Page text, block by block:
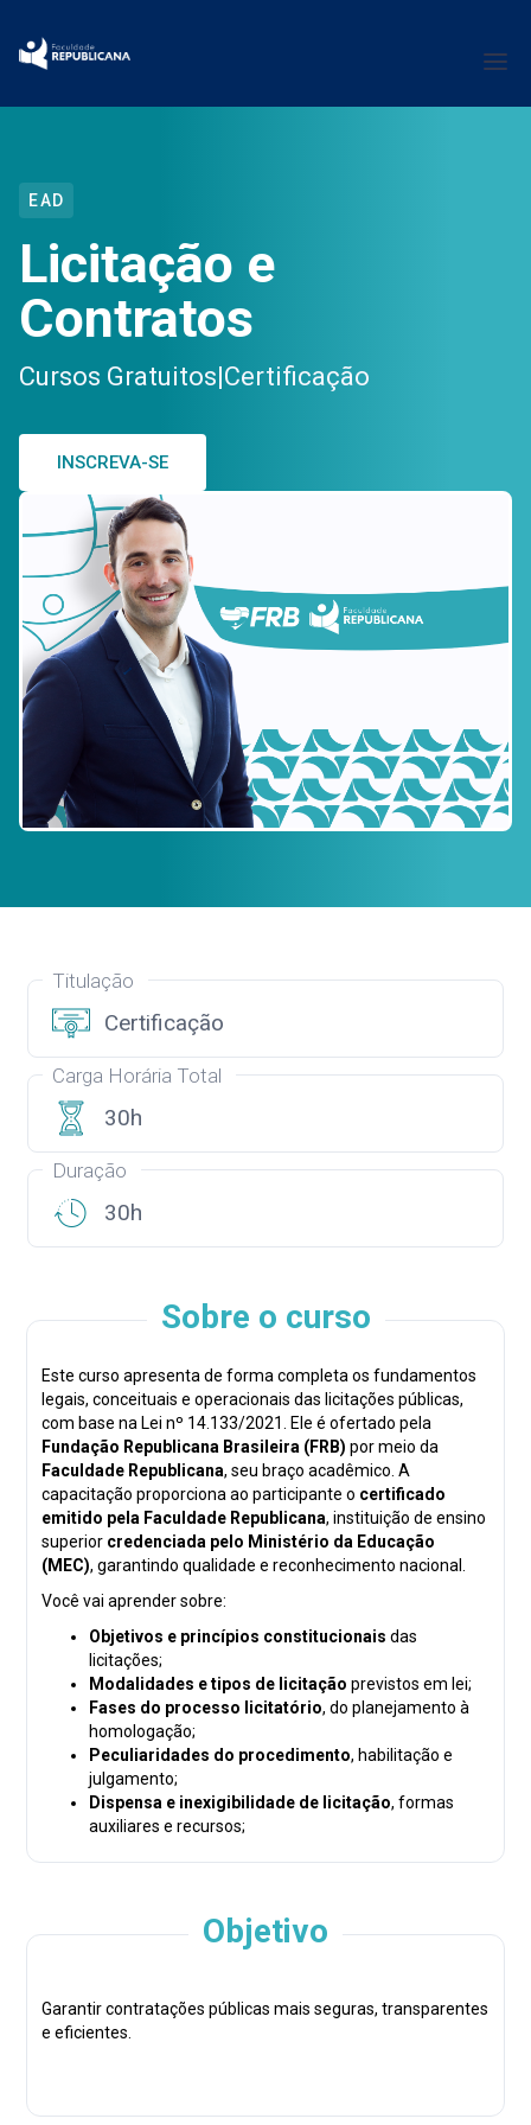
EAD
Licitação e
Contratos
Cursos Gratuitos|Certificação
INSCREVA-SE
Titulação
Certificação
Carga Horária Total
30h
Duração
30h
Sobre o curso
Este curso apresenta de forma completa os fundamentos
legais, conceituais e operacionais das licitações públicas,
com base na Lei nº 14.133/2021. Ele é ofertado pela
Fundação Republicana Brasileira (FRB) por meio da
Faculdade Republicana, seu braço acadêmico. A
capacitação proporciona ao participante o certificado
emitido pela Faculdade Republicana, instituição de ensino
superior credenciada pelo Ministério da Educação
(MEC), garantindo qualidade e reconhecimento nacional.
Você vai aprender sobre:
Objetivos e princípios constitucionais das
licitações;
Modalidades e tipos de licitação previstos em lei;
Fases do processo licitatório, do planejamento à
homologação;
Peculiaridades do procedimento, habilitação e
julgamento;
Dispensa e inexigibilidade de licitação, formas
auxiliares e recursos;
o curso oferece uma aprendizagem sistematizada e
Um curso ideal para servidores públicos, membros de
comissões de licitação, gestores e advogados que desejam
Objetivo
Garantir contratações públicas mais seguras, transparentes
e eficientes.